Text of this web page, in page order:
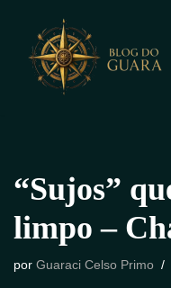
Pular
para
“Sujos”
limpo –
por Guaraci Celso Primo